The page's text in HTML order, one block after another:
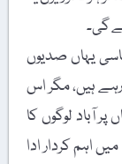
گی۔
یہاں صدیوں
ہیں، مگر اس
آباد لوگوں کا
اہم کردار ادا